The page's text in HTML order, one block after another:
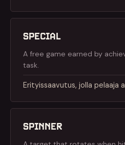
SPECIAL
A free game earned by
task.
Erityissaavutus, jolla pelaaja
SPINNER